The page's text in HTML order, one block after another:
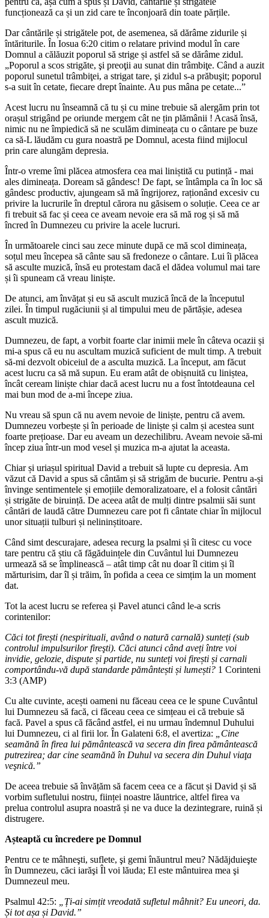
funcționează ca și un zid care te înconjoară din toate părțile.
Dar cântările și strigătele pot, de asemenea, să dărâme zidurile și
întăriturile. În Iosua 6:20 citim o relatare privind modul în care
Domnul a călăuzit poporul să strige și astfel să se dărâme zidul.
„Poporul a scos strigăte, şi preoţii au sunat din trâmbiţe. Când a auzit
poporul sunetul trâmbiţei, a strigat tare, şi zidul s-a prăbuşit; poporul
s-a suit în cetate, fiecare drept înainte. Au pus mâna pe cetate...”
Acest lucru nu înseamnă că tu și cu mine trebuie să alergăm prin tot
orașul strigând pe oriunde mergem cât ne țin plămânii ! Acasă însă,
nimic nu ne împiedică să ne sculăm dimineața cu o cântare pe buze
ca să-L lăudăm cu gura noastră pe Domnul, acesta fiind mijlocul
prin care alungăm depresia.
Într-o vreme îmi plăcea atmosfera cea mai liniștită cu putință - mai
ales dimineața. Doream să gândesc! De fapt, se întâmpla ca în loc să
gândesc productiv, ajungeam să mă îngrijorez, raționând excesiv cu
privire la lucrurile în dreptul cărora nu găsisem o soluție. Ceea ce ar
fi trebuit să fac și ceea ce aveam nevoie era să mă rog și să mă
încred în Dumnezeu cu privire la acele lucruri.
În următoarele cinci sau zece minute după ce mă scol dimineața,
soțul meu începea să cânte sau să fredoneze o cântare. Lui îi plăcea
să asculte muzică, însă eu protestam dacă el dădea volumul mai tare
și îi spuneam că vreau liniște.
De atunci, am învățat și eu să ascult muzică încă de la începutul
zilei. În timpul rugăciunii și al timpului meu de părtășie, adesea
ascult muzică.
Dumnezeu, de fapt, a vorbit foarte clar inimii mele în câteva ocazii și
mi-a spus că eu nu ascultam muzică suficient de mult timp. A trebuit
să-mi dezvolt obiceiul de a asculta muzică. La început, am făcut
acest lucru ca să mă supun. Eu eram atât de obișnuită cu liniștea,
încât ceream liniște chiar dacă acest lucru nu a fost întotdeauna cel
mai bun mod de a-mi începe ziua.
Nu vreau să spun că nu avem nevoie de liniște, pentru că avem.
Dumnezeu vorbește și în perioade de liniște și calm și acestea sunt
foarte prețioase. Dar eu aveam un dezechilibru. Aveam nevoie să-mi
încep ziua într-un mod vesel și muzica m-a ajutat la aceasta.
Chiar și uriașul spiritual David a trebuit să lupte cu depresia. Am
văzut că David a spus să cântăm și să strigăm de bucurie. Pentru a-și
învinge sentimentele și emoțiile demoralizatoare, el a folosit cântări
și strigăte de biruință. De aceea atât de mulți dintre psalmii săi sunt
cântări de laudă către Dumnezeu care pot fi cântate chiar în mijlocul
unor situații tulburi și nelininștitoare.
Când simt descurajare, adesea recurg la psalmi și îi citesc cu voce
tare pentru că știu că făgăduințele din Cuvântul lui Dumnezeu
urmează să se împlinească – atât timp cât nu doar îl citim și îl
mărturisim, dar îl și trăim, în pofida a ceea ce simțim la un moment
dat.
Tot la acest lucru se referea și Pavel atunci când le-a scris
corintenilor:
Căci tot firești (nespirituali, având o natură carnală) sunteți (sub
controlul impulsurilor fireşti). Căci atunci când aveți între voi
invidie, gelozie, dispute și partide, nu sunteți voi firești și carnali
comportându-vă după standarde pământești și lumești? 1 Corinteni
3:3 (AMP)
Cu alte cuvinte, acești oameni nu făceau ceea ce le spune Cuvântul
lui Dumnezeu să facă, ci făceau ceea ce simțeau ei că trebuie să
facă. Pavel a spus că făcând astfel, ei nu urmau îndemnul Duhului
lui Dumnezeu, ci al firii lor. În Galateni 6:8, el avertiza:
„Cine
seamănă în firea lui pământească va secera din firea pământească
putrezirea; dar cine seamănă în Duhul va secera din Duhul viaţa
veşnică.”
De aceea trebuie să învățăm să facem ceea ce a făcut și David și să
vorbim sufletului nostru, ființei noastre lăuntrice, altfel firea va
prelua controlul asupra noastră și ne va duce la dezintegrare, ruină și
distrugere.
Așteaptă cu încredere pe Domnul
Pentru ce te mâhneşti, suflete, şi gemi înăuntrul meu? Nădăjduieşte
în Dumnezeu, căci iarăşi Îl voi lăuda; El este mântuirea mea şi
Dumnezeul meu.
Psalmul 42:5: „Ți-ai simțit vreodată sufletul mâhnit? Eu uneori, da.
Și tot așa și David.”